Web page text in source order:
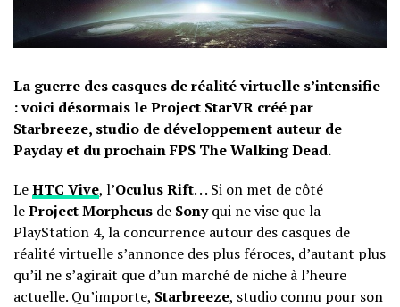
La guerre des casques de réalité virtuelle s’intensifie
: voici désormais le Project StarVR créé par
Starbreeze, studio de développement auteur de
Payday et du prochain FPS The Walking Dead.
LeHTC Vive, l’Oculus Rift. . . Si on met de côté
leProject Morpheus de Sonyqui ne vise que la
PlayStation 4, la concurrence autour des casques de
réalité virtuelle s’annonce des plus féroces, d’autant plus
qu’il ne s’agirait que d’un marché de niche à l’heure
actuelle. Qu’importe, Starbreeze, studio connu pour son